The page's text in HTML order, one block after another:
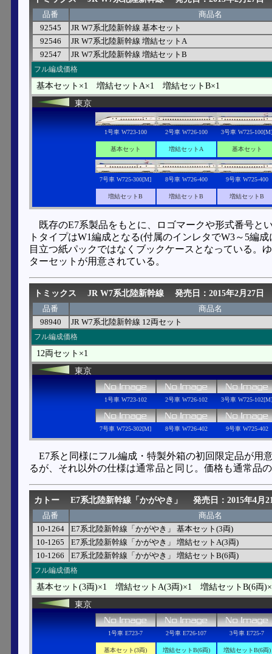
品番
商品名
92545
JR W7系北陸新幹線 基本セット
92546
JR W7系北陸新幹線 増結セットA
92547
JR W7系北陸新幹線 増結セットB
フル編成価格
基本セット×1 増結セットA×1 増結セットB×1
東京
1号車 W723-100
基本セット
2号車 W726-100
増結セットA
3号車 W725-
基本セット
7号車 W725-300[M]
増結セットB
8号車 W726-400
増結セットB
9号車 W725-400
増結セットB
既存のE7系製品をもとに、ロゴマークや形式番号と
トタイプはW1編成となる(付属のインレタでW3～5編
目立つ紙パックではなくブックケースとなっている。
ターセットが用意されている。
トミックス JR W7系北陸新幹線 発売日：2015年2月27日
品番
商品名
98940
JR W7系北陸新幹線 12両セット
フル編成価格
12両セット×1
東京
1号車 W723-102 2号車 W726-102 3号車 W725-
7号車 W725-302[M] 8号車 W726-402 9号車 W725-402
E7系と同様にフル編成・特製外箱の初回限定品が用
るが、それ以外の仕様は通常品と同じ。価格も通常品
カトー E7系北陸新幹線「かがやき」 発売日：2015年4月
品番
商品名
10-1264
E7系北陸新幹線「かがやき」 基本セット(3両)
10-1265
E7系北陸新幹線「かがやき」 増結セットA(3両)
10-1266
E7系北陸新幹線「かがやき」 増結セットB(6両)
フル編成価格
基本セット(3両)×1 増結セットA(3両)×1 増結セットB(6
東京
1号車 E723-7
基本セット(3両)
2号車 E726-107
増結セットB(6両)
3号車 E725-7
増結セットB(6両)